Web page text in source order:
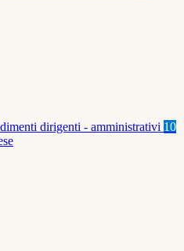
dirigenti - amministrativi 10